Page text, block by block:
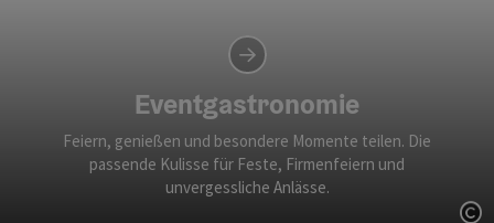
Eventgastronomie
Feiern, genießen und besondere Momente teilen. Die
passende Kulisse für Feste, Firmenfeiern und
unvergessliche Anlässe.